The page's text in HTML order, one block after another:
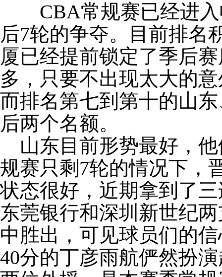
CBA常规赛已经进入
后7轮的争夺。目前排名
厦已经提前锁定了季后
多，只要不出现太大的
而排名第七到第十的山
后两个名额。
山东目前形势最好，他
规赛只剩7轮的情况下，
状态很好，近期拿到了
东莞银行和深圳新世纪
中胜出，可见球员们的
40分的丁彦雨航俨然扮